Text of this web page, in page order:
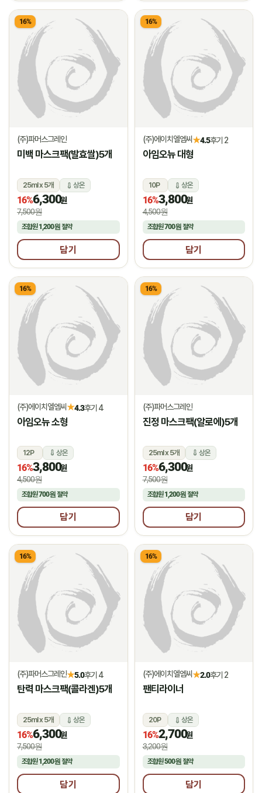
16%
(주)파머스그레인
미백 마스크팩(발효쌀)5개
25ml x 5개 상온
16%6,300원
7,500원
조합원1,200원 절약
담기
16%
(주)에이치엘엠씨★4.5후기 2
아임오뉴 대형
10P 상온
16%3,800원
4,500원
조합원700원절약
담기
16%
(주)에이치엘엠씨★4.3후기 4
아임오뉴 소형
12P 상온
16%3,800원
4,500원
조합원700원 절약
담기
16%
(주)파머스그레인
진정 마스크팩(알로에)5개
25ml x 5개 상온
16%6,300원
7,500원
조합원1,200원절약
담기
16%
(주)파머스그레인★5.0후기 4
탄력 마스크팩(콜라겐)5개
25ml x 5개 상온
16%6,300원
7,500원
조합원1,200원 절약
담기
16%
(주)에이치엘엠씨★2.0후기 2
팬티라이너
20P 상온
16%2,700원
3,200원
조합원500원절약
담기